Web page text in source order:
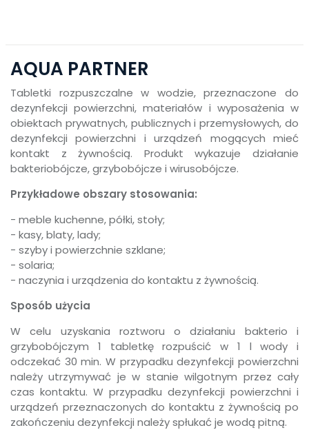
AQUA PARTNER
Tabletki rozpuszczalne w wodzie, przeznaczone do
dezynfekcji powierzchni, materiałów i wyposażenia w
obiektach prywatnych, publicznych i przemysłowych, do
dezynfekcji powierzchni i urządzeń mogących mieć
kontakt z żywnością. Produkt wykazuje działanie
bakteriobójcze, grzybobójcze i wirusobójcze.
Przykładowe obszary stosowania:
- meble kuchenne, półki, stoły;
- kasy, blaty, lady;
- szyby i powierzchnie szklane;
- solaria;
- naczynia i urządzenia do kontaktu z żywnością.
Sposób użycia
W celu uzyskania roztworu o działaniu bakterio i
grzybobójczym 1 tabletkę rozpuścić w 1 l wody i
odczekać 30 min. W przypadku dezynfekcji powierzchni
należy utrzymywać je w stanie wilgotnym przez cały
czas kontaktu. W przypadku dezynfekcji powierzchni i
urządzeń przeznaczonych do kontaktu z żywnością po
zakończeniu dezynfekcji należy spłukać je wodą pitną.